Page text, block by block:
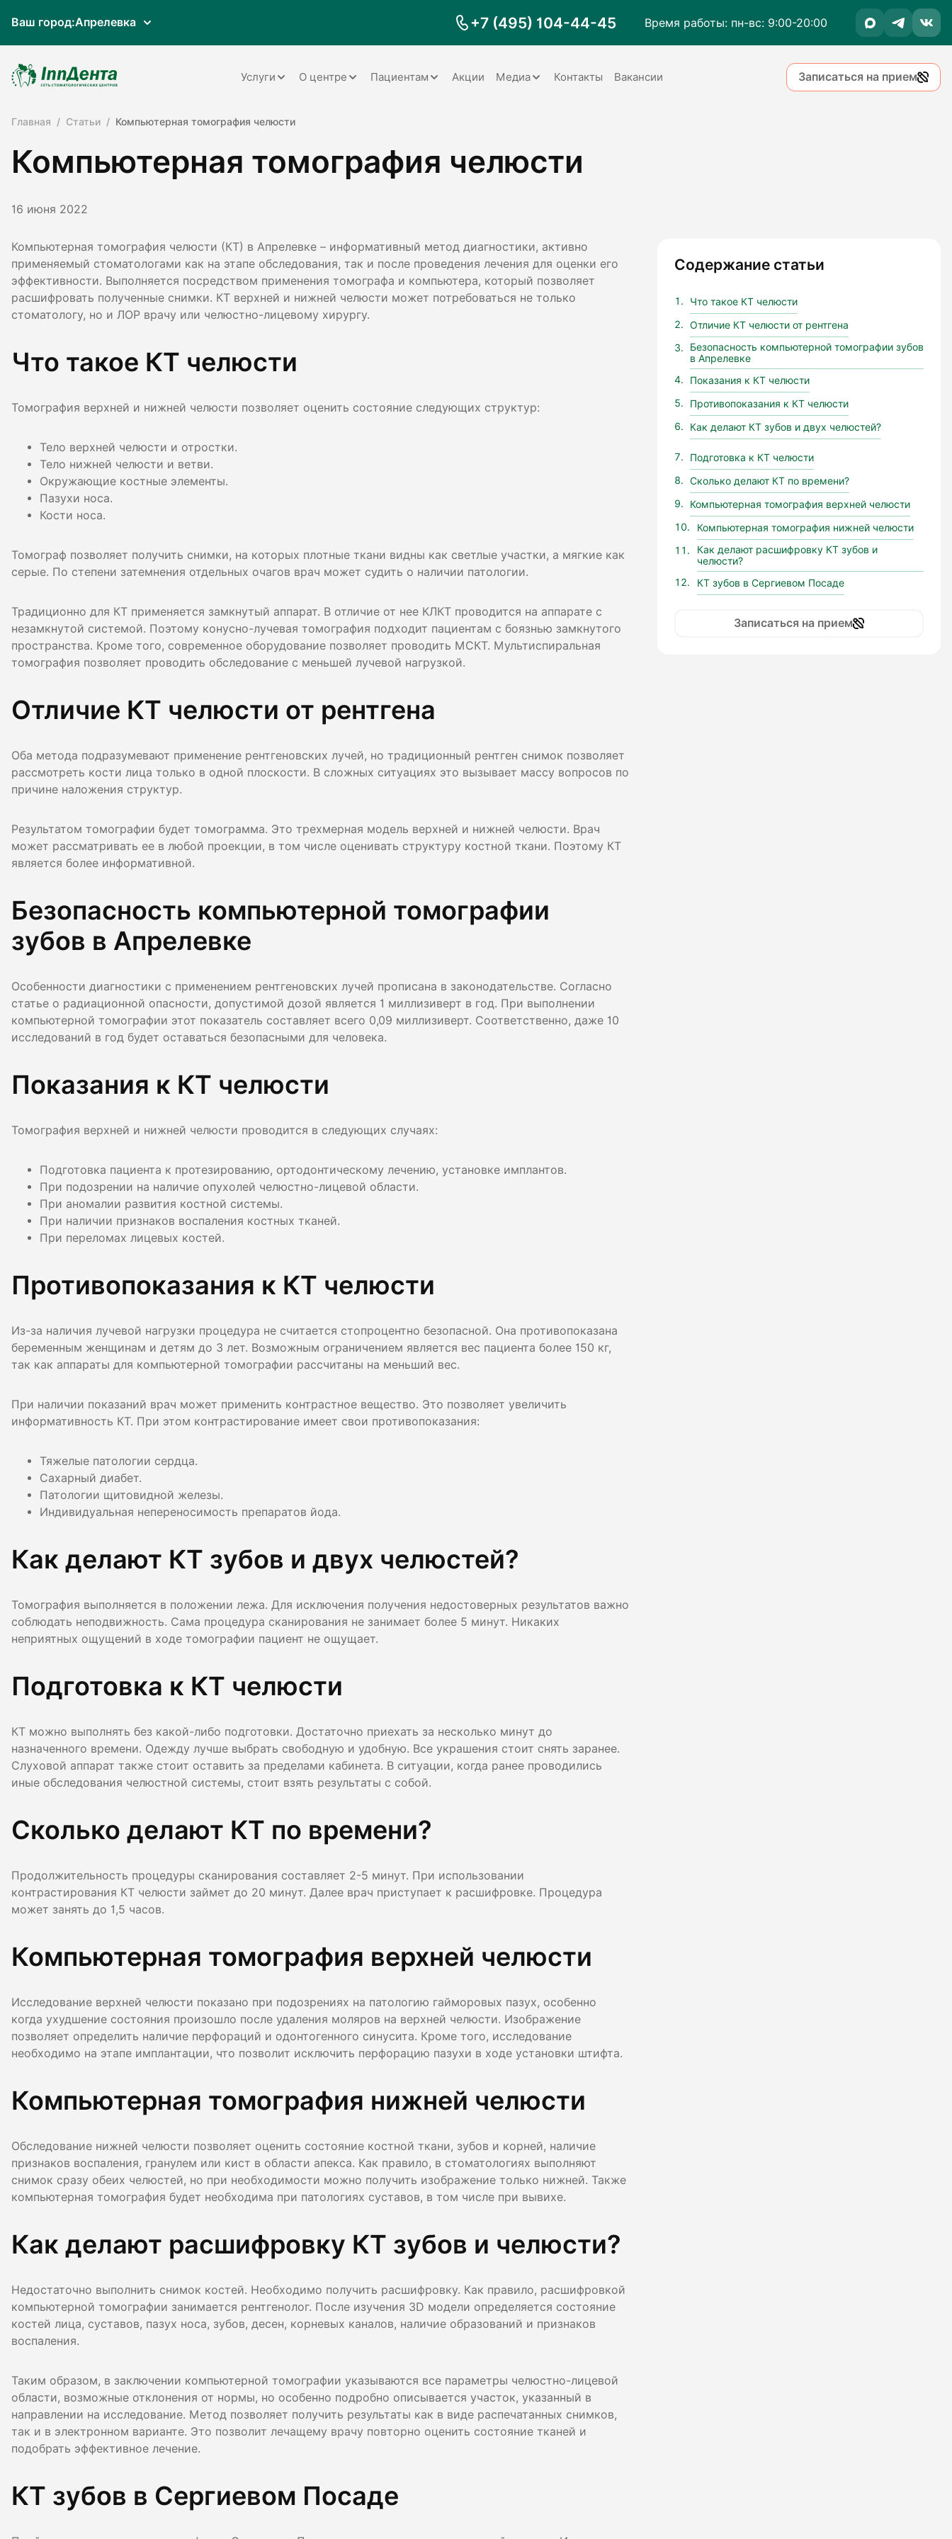
Ваш город:Апрелевка +7 (495) 104-44-45 Время работы: пн-вс: 9:00-20:00
Услуги
Терапия
Ортопедия
Пародонтология
Хирургия
Детская стоматология
Консультация
О центре
Наши специалисты
Наше оборудование
Пациентам
Запрос справки на налоговый
вычет
Акции Медиа Контакты Вакансии Записаться на прием
Главная Статьи Компьютерная томография челюсти
Компьютерная томография челюсти
16 июня 2022
Содержание статьи
Что такое КТ челюсти
Отличие КТ челюсти от рентгена
Безопасность компьютерной томографии зубов
в Апрелевке
Показания к КТ челюсти
Противопоказания к КТ челюсти
Как делают КТ зубов и двух челюстей?
Подготовка к КТ челюсти
Сколько делают КТ по времени?
Компьютерная томография верхней челюсти
Компьютерная томография нижней челюсти
Как делают расшифровку КТ зубов и
челюсти?
КТ зубов в Сергиевом Посаде
Записаться на прием
Компьютерная томография челюсти (КТ) в Апрелевке – информативный метод диагностики, активно
применяемый стоматологами как на этапе обследования, так и после проведения лечения для оценки его
эффективности. Выполняется посредством применения томографа и компьютера, который позволяет
расшифровать полученные снимки. КТ верхней и нижней челюсти может потребоваться не только
стоматологу, но и ЛОР врачу или челюстно-лицевому хирургу.
Что такое КТ челюсти
Томография верхней и нижней челюсти позволяет оценить состояние следующих структур:
Тело верхней челюсти и отростки.
Тело нижней челюсти и ветви.
Окружающие костные элементы.
Пазухи носа.
Кости носа.
Томограф позволяет получить снимки, на которых плотные ткани видны как светлые участки, а мягкие как
серые. По степени затемнения отдельных очагов врач может судить о наличии патологии.
Традиционно для КТ применяется замкнутый аппарат. В отличие от нее КЛКТ проводится на аппарате с
незамкнутой системой. Поэтому конусно-лучевая томография подходит пациентам с боязнью замкнутого
пространства. Кроме того, современное оборудование позволяет проводить МСКТ. Мультиспиральная
томография позволяет проводить обследование с меньшей лучевой нагрузкой.
Отличие КТ челюсти от рентгена
Оба метода подразумевают применение рентгеновских лучей, но традиционный рентген снимок позволяет
рассмотреть кости лица только в одной плоскости. В сложных ситуациях это вызывает массу вопросов по
причине наложения структур.
Результатом томографии будет томограмма. Это трехмерная модель верхней и нижней челюсти. Врач
может рассматривать ее в любой проекции, в том числе оценивать структуру костной ткани. Поэтому КТ
является более информативной.
Безопасность компьютерной томографии
зубов в Апрелевке
Особенности диагностики с применением рентгеновских лучей прописана в законодательстве. Согласно
статье о радиационной опасности, допустимой дозой является 1 миллизиверт в год. При выполнении
компьютерной томографии этот показатель составляет всего 0,09 миллизиверт. Соответственно, даже 10
исследований в год будет оставаться безопасными для человека.
Показания к КТ челюсти
Томография верхней и нижней челюсти проводится в следующих случаях:
Подготовка пациента к протезированию, ортодонтическому лечению, установке имплантов.
При подозрении на наличие опухолей челюстно-лицевой области.
При аномалии развития костной системы.
При наличии признаков воспаления костных тканей.
При переломах лицевых костей.
Противопоказания к КТ челюсти
Из-за наличия лучевой нагрузки процедура не считается стопроцентно безопасной. Она противопоказана
беременным женщинам и детям до 3 лет. Возможным ограничением является вес пациента более 150 кг,
так как аппараты для компьютерной томографии рассчитаны на меньший вес.
При наличии показаний врач может применить контрастное вещество. Это позволяет увеличить
информативность КТ. При этом контрастирование имеет свои противопоказания:
Тяжелые патологии сердца.
Сахарный диабет.
Патологии щитовидной железы.
Индивидуальная непереносимость препаратов йода.
Как делают КТ зубов и двух челюстей?
Томография выполняется в положении лежа. Для исключения получения недостоверных результатов важно
соблюдать неподвижность. Сама процедура сканирования не занимает более 5 минут. Никаких
неприятных ощущений в ходе томографии пациент не ощущает.
Подготовка к КТ челюсти
КТ можно выполнять без какой-либо подготовки. Достаточно приехать за несколько минут до
назначенного времени. Одежду лучше выбрать свободную и удобную. Все украшения стоит снять заранее.
Слуховой аппарат также стоит оставить за пределами кабинета. В ситуации, когда ранее проводились
иные обследования челюстной системы, стоит взять результаты с собой.
Сколько делают КТ по времени?
Продолжительность процедуры сканирования составляет 2-5 минут. При использовании
контрастирования КТ челюсти займет до 20 минут. Далее врач приступает к расшифровке. Процедура
может занять до 1,5 часов.
Компьютерная томография верхней челюсти
Исследование верхней челюсти показано при подозрениях на патологию гайморовых пазух, особенно
когда ухудшение состояния произошло после удаления моляров на верхней челюсти. Изображение
позволяет определить наличие перфораций и одонтогенного синусита. Кроме того, исследование
необходимо на этапе имплантации, что позволит исключить перфорацию пазухи в ходе установки штифта.
Компьютерная томография нижней челюсти
Обследование нижней челюсти позволяет оценить состояние костной ткани, зубов и корней, наличие
признаков воспаления, гранулем или кист в области апекса. Как правило, в стоматологиях выполняют
снимок сразу обеих челюстей, но при необходимости можно получить изображение только нижней. Также
компьютерная томография будет необходима при патологиях суставов, в том числе при вывихе.
Как делают расшифровку КТ зубов и челюсти?
Недостаточно выполнить снимок костей. Необходимо получить расшифровку. Как правило, расшифровкой
компьютерной томографии занимается рентгенолог. После изучения 3D модели определяется состояние
костей лица, суставов, пазух носа, зубов, десен, корневых каналов, наличие образований и признаков
воспаления.
Таким образом, в заключении компьютерной томографии указываются все параметры челюстно-лицевой
области, возможные отклонения от нормы, но особенно подробно описывается участок, указанный в
направлении на исследование. Метод позволяет получить результаты как в виде распечатанных снимков,
так и в электронном варианте. Это позволит лечащему врачу повторно оценить состояние тканей и
подобрать эффективное лечение.
КТ зубов в Сергиевом Посаде